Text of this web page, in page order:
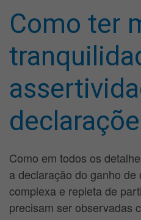
Como ter
Como em todos os
a declaração do ganho de
complexa e repleta de
precisam ser observadas